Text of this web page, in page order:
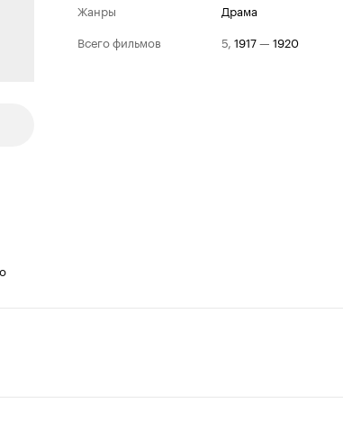
Жанры
драма
Всего фильмов
5, 1917— 1920